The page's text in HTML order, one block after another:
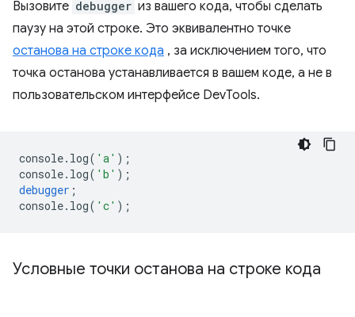
Вызовите debugger из вашего кода, чтобы сделать
паузу на этой строке. Это эквивалентно точке
останова на строке кода , за исключением того, что
точка останова устанавливается в вашем коде, а не в
пользовательском интерфейсе DevTools.
console. log( 'a' );
console. log( 'b' );
debugger ;
console. log( 'c' );
Условные точки останова на строке кода